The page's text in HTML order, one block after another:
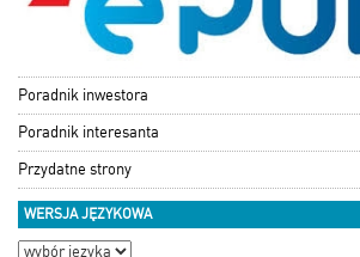
Poradnik inwestora
Poradnik interesanta
Przydatne strony
WERSJA JĘZYKOWA